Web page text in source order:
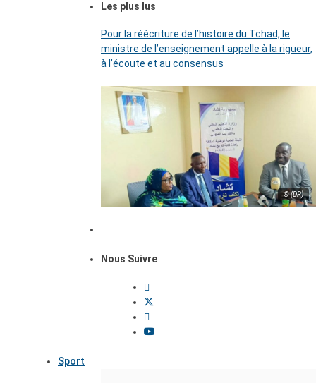
Les plus lus
Pour la réécriture de l’histoire du Tchad, le
ministre de l’enseignement appelle à la rigueur,
à l’écoute et au consensus
© (DR)
Nous Suivre
Sport